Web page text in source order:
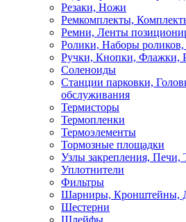
Резаки, Ножи
Ремкомплекты,
Ремни, Ленты
Ролики, Наборы роликов,
Ручки, Кнопки, Флажки,
Соленоиды
Станции парковки,
обслуживания
Термисторы
Термопленки
Термоэлементы
Тормозные площадки
Узлы закрепления, Печи,
Уплотнители
Фильтры
Шарниры, Кронштейны,
Шестерни
Шлейфы